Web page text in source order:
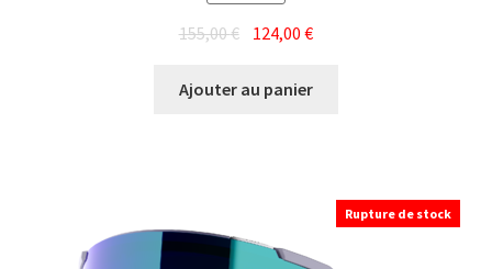
155,00€ Le
initial
124,00€Le
actuel
Ajouter au panier
Rupture de stock